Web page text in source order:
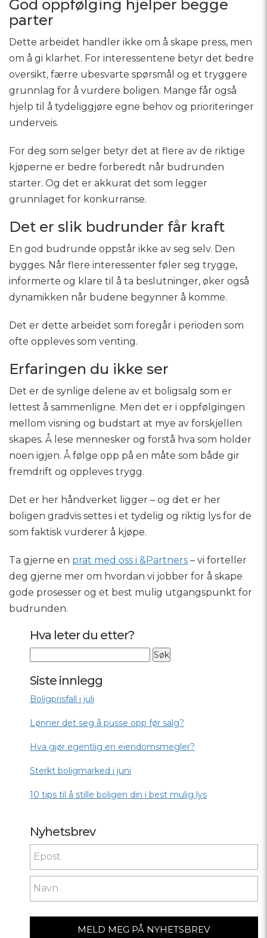
God oppfølging hjelper begge
parter
Dette arbeidet handler ikke om å skape press, men
om å gi klarhet. For interessentene betyr det bedre
oversikt, færre ubesvarte spørsmål og et tryggere
grunnlag for å vurdere boligen. Mange får også
hjelp til å tydeliggjøre egne behov og prioriteringer
underveis.
For deg som selger betyr det at flere av de riktige
kjøperne er bedre forberedt når budrunden
starter. Og det er akkurat det som legger
grunnlaget for konkurranse.
Det er slik budrunder får kraft
En god budrunde oppstår ikke av seg selv. Den
bygges. Når flere interessenter føler seg trygge,
informerte og klare til å ta beslutninger, øker også
dynamikken når budene begynner å komme.
Det er dette arbeidet som foregår i perioden som
ofte oppleves som venting.
Erfaringen du ikke ser
Det er de synlige delene av et boligsalg som er
lettest å sammenligne. Men det er i oppfølgingen
mellom visning og budstart at mye av forskjellen
skapes. Å lese mennesker og forstå hva som holder
noen igjen. Å følge opp på en måte som både gir
fremdrift og oppleves trygg.
Det er her håndverket ligger – og det er her
boligen gradvis settes i et tydelig og riktig lys for de
som faktisk vurderer å kjøpe.
Ta gjerne en prat med oss i &Partners – vi forteller
deg gjerne mer om hvordan vi jobber for å skape
gode prosesser og et best mulig utgangspunkt for
budrunden.
Hva leter du etter?
Siste innlegg
Boligprisfall i juli
Lønner det seg å pusse opp før salg?
Hva gjør egentlig en eiendomsmegler?
Sterkt boligmarked i juni
10 tips til å stille boligen din i best mulig lys
Nyhetsbrev
Nyhetsbrev
are
human,
this
field
MELD MEG PÅ NYHETSBREV